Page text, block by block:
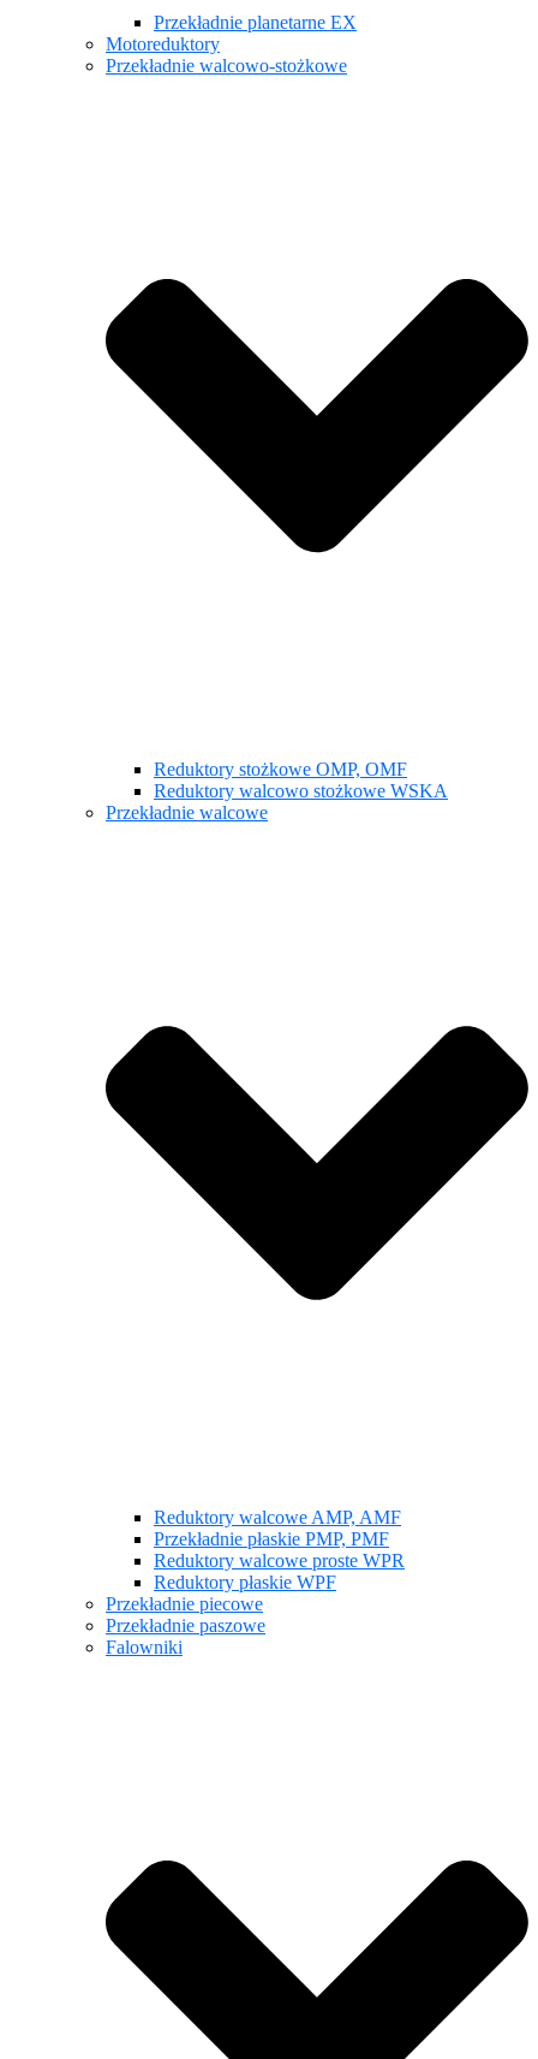
Przekładnie planetarne EX
Motoreduktory
Przekładnie walcowo-stożkowe
Reduktory stożkowe OMP, OMF
Reduktory walcowo stożkowe WSKA
Przekładnie walcowe
Reduktory walcowe AMP, AMF
Przekładnie płaskie PMP, PMF
Reduktory walcowe proste WPR
Reduktory płaskie WPF
Przekładnie piecowe
Przekładnie paszowe
Falowniki